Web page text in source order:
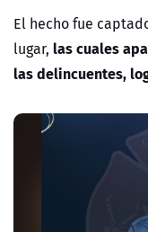
El hecho fue
lugar, las cuales
las delincuentes,